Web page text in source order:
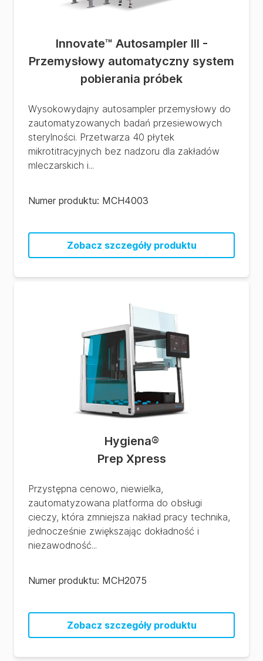
Innovate™ Autosampler III -
Przemysłowy automatyczny system
pobierania próbek
Wysokowydajny autosampler przemysłowy do
zautomatyzowanych badań przesiewowych
sterylności. Przetwarza 40 płytek
mikrotitracyjnych bez nadzoru dla zakładów
mleczarskich i...
Numer produktu: MCH4003
Zobacz szczegóły produktu
Hygiena®
Prep Xpress
Przystępna cenowo, niewielka,
zautomatyzowana platforma do obsługi
cieczy, która zmniejsza nakład pracy technika,
jednocześnie zwiększając dokładność i
niezawodność...
Numer produktu: MCH2075
Zobacz szczegóły produktu